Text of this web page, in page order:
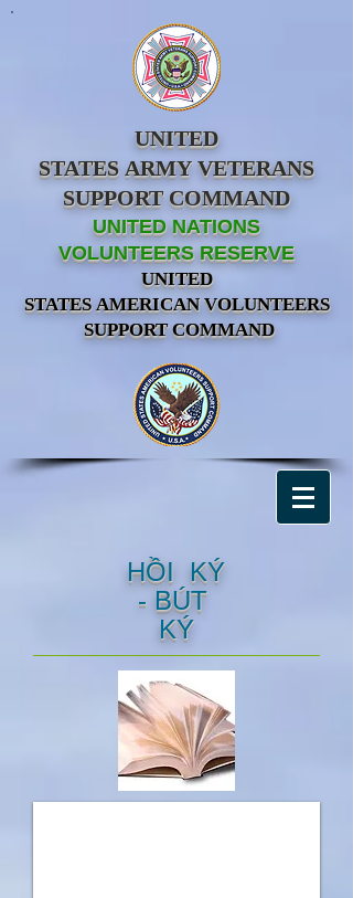
UNITED
STATES ARMY VETERANS
SUPPORT COMMAND
UNITED NATIONS
VOLUNTEERS RESERVE
UNITED
STATES AMERICAN VOLUNTEERS
SUPPORT COMMAND
HỒI KÝ
- BÚT
KÝ